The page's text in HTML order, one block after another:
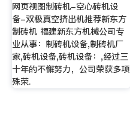
网页视图制砖机-空心砖机设
备-双极真空挤出机推荐新东方
制砖机 福建新东方机械公司专
业从事：制砖机设备,制砖机厂
家,砖机设备,砖机设备：,经过三
十年的不懈努力，公司荣获多项
殊荣.